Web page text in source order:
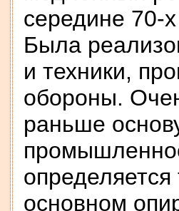
середине 70-
Была
и техники,
обороны.
раньше
основном